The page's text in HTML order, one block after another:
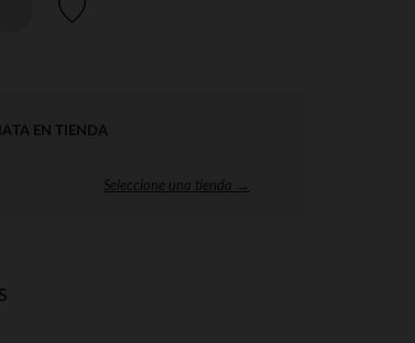
EN TIENDA
Seleccione una tienda →